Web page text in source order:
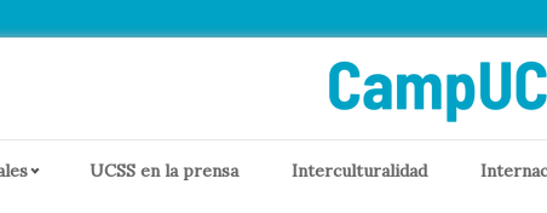
UCSS en la prensa Interculturalidad